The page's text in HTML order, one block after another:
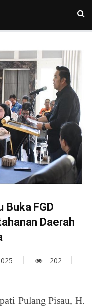
Buka FGD
Daerah
202
Pulang Pisau, H.